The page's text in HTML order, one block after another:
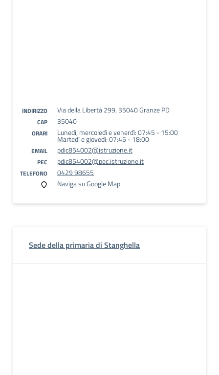
INDIRIZZO Via della Libertà 299, 35040 Granze PD
CAP 35040
ORARI Lunedì, mercoledì e venerdì: 07:45 - 15:00
Martedì e giovedì: 07:45 - 18:00
EMAIL pdic854002@istruzione.it
PEC pdic854002@pec.istruzione.it
TELEFONO
0429 98655
Naviga su Google Map
Sede della primaria di Stanghella